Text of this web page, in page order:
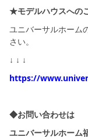
★モデルハウスへの
ユニバーサルホーム
さい。
↓ ↓ ↓
https://
◆お問い合わせは
ユニバーサルホーム